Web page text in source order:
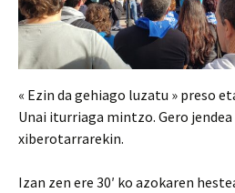
« Ezin da gehiago luzatu » preso
Unai iturriaga mintzo. Gero
xiberotarrarekin.
Izan zen ere 30′ ko azokaren